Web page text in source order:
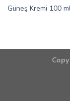
Güneş Kremi 100